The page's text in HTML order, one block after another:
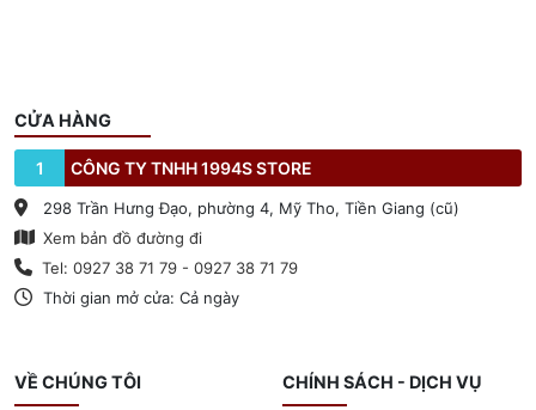
CỬA HÀNG
1 CÔNG TY TNHH 1994S STORE
298 Trần Hưng Đạo, phường 4, Mỹ Tho, Tiền Giang (cũ)
Xem bản đồ đường đi
Tel: 0927 38 71 79 - 0927 38 71 79
Thời gian mở cửa: Cả ngày
VỀ CHÚNG TÔI CHÍNH SÁCH - DỊCH VỤ